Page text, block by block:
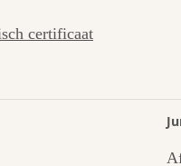
certificaat